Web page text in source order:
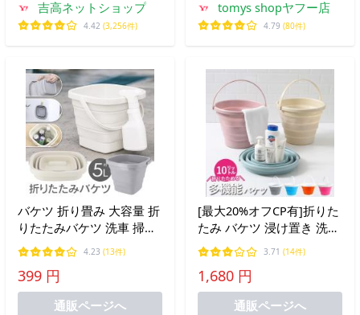
吉高ネットショップ
4.42 (3,256件)
tomys shopヤフー店
4.79 (80件)
バケツ 折り畳み 大容量 折
りたたみバケツ 洗車 掃除
アウトドア キャンプ 5.0L
丈夫 軽量 小さく収納 大き
い コンパクトバケツ 持ち
運び /60N◇ 5Lバケツ
4.23 (13件)
399 円
通販ページへ
[最大20%オフCP有]折りた
たみ バケツ 浸け置き 洗い
桶 たらい ソフトバケツ 掃
除道具 掃除用品 洗濯 洗車
釣り 足湯 フットバス
10L^bm1325^
3.71 (14件)
1,680 円
通販ページへ